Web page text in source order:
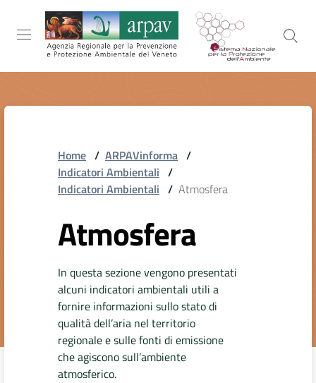
Salta al contenuto
Salta alla navigazione
Salta al footer
AMBIENTALI
TERRITORIO
AMBIENTALI
Home / ARPAVinforma /
Indicatori Ambientali /
Indicatori Ambientali / Atmosfera
Atmosfera
In questa sezione vengono presentati
alcuni indicatori ambientali utili a
fornire informazioni sullo stato di
qualità dell’aria nel territorio
regionale e sulle fonti di emissione
che agiscono sull’ambiente
atmosferico.